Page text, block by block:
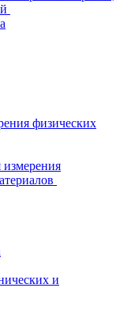
физических
и